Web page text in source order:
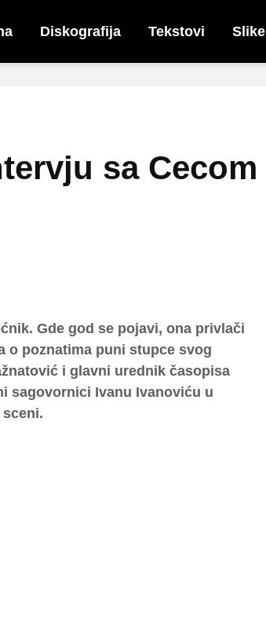
Diskografija Tekstovi Slike
sa Cecom
Gde god se pojavi, ona privlači
o poznatima puni stupce svog
i glavni urednik časopisa
sagovornici Ivanu Ivanoviću u